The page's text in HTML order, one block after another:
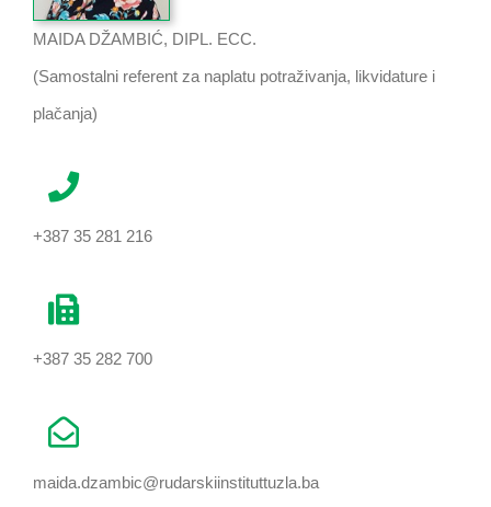
MAIDA DŽAMBIĆ, DIPL. ECC.
(Samostalni referent za naplatu potraživanja, likvidature i
plačanja)
+387 35 281 216
+387 35 282 700
maida.dzambic@rudarskiinstituttuzla.ba